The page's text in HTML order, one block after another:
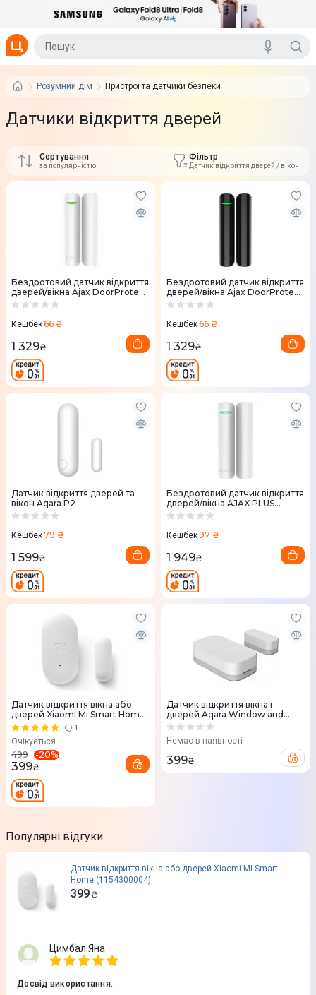
Розумний дім Пристрої та датчики безпеки
Датчики відкриття дверей
Сортування
за популярністю
Фільтр
Датчик відкриття дверей / вікон
Бездротовий датчик відкриття
дверей/вікна Ajax DoorProtect
strong (White)
Кешбек66 ₴
1 329₴
Бездротовий датчик відкриття
дверей/вікна Ajax DoorProtect
strong (Black)
Кешбек66 ₴
1 329₴
Датчик відкриття дверей та
вікон Aqara P2
Кешбек79 ₴
1 599₴
Бездротовий датчик відкриття
дверей/вікна AJAX PLUS
WHITE
Кешбек97 ₴
1 949₴
Датчик відкриття вікна або
дверей Xiaomi Mi Smart Home
(1154300004)
1
Очікується
499 -20%
399₴
Датчик відкриття вікна і
дверей Aqara Window and
Door Sensor (White)
Немає в наявності
399₴
Популярні відгуки
Датчик відкриття вікна або дверей Xiaomi Mi Smart
Home (1154300004)
399 ₴
Цимбал Яна
Досвід використання: